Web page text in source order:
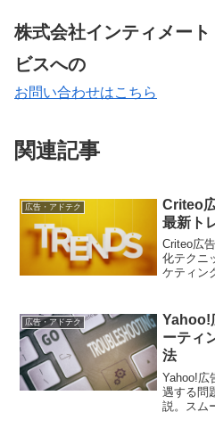
株式会社インティメー
ビスへの
お問い合わせはこちら
関連記事
広告・アドテク
Criteo
最新ト
Criteo広
化テクニ
ケティン
広告・アドテク
Yahoo!
ーティ
法
Yahoo!広
遇する問
説。スム